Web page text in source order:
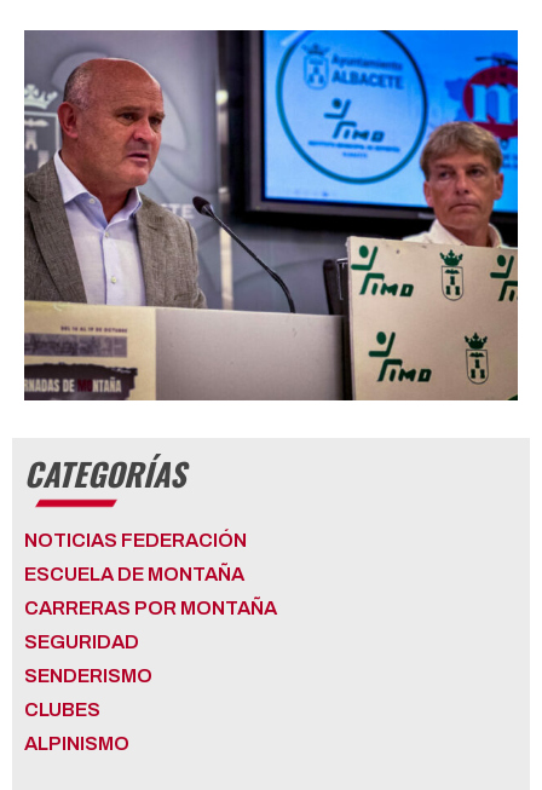
CATEGORÍAS
NOTICIAS FEDERACIÓN
ESCUELA DE MONTAÑA
CARRERAS POR MONTAÑA
SEGURIDAD
SENDERISMO
CLUBES
ALPINISMO